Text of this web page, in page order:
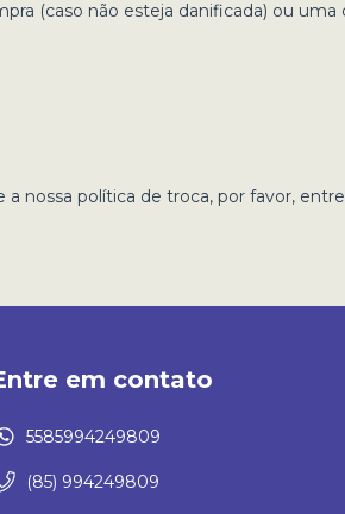
(caso não esteja danificada) ou
a nossa política de troca, por favor,
em contato
5585994249809
(85) 994249809